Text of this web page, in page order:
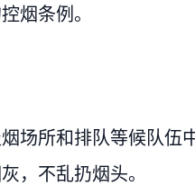
烟条例。
场所和排队等候队伍
，不乱扔烟头。